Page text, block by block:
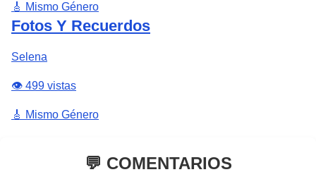
🎸 Mismo Género
Fotos Y Recuerdos
Selena
👁️ 499 vistas
🎸 Mismo Género
💬 COMENTARIOS